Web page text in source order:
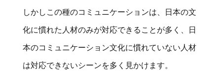
しかしこの種のコミュニケーションは、日本の文
化に慣れた人材のみが対応できることが多く、日
本のコミュニケーション文化に慣れていない人材
は対応できないシーンを多く見かけます。